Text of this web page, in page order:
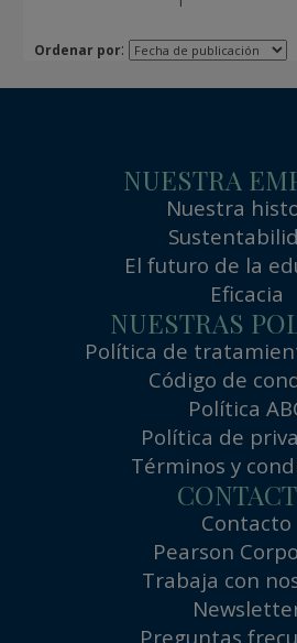
Ordenar por:
NUESTRA
Nuestra
El futuro de la
Eficacia
NUESTRAS
Política de
Código de
Política
Política de
Términos y
Contacto
Pearson
Trabaja con
Preguntas